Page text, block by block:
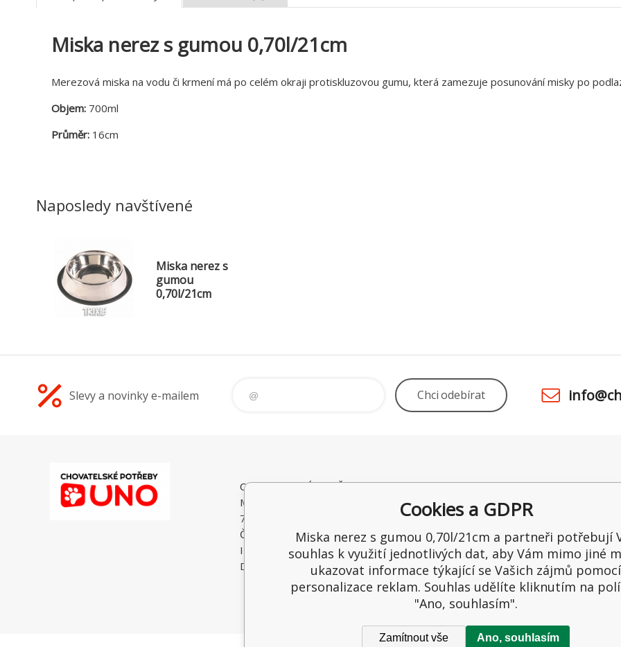
Miska nerez s gumou 0,70l/21cm
Merezová miska na vodu či krmení má po celém okraji protiskluzovou gumu, která zamezuje posunování misky po
Objem: 700ml
Průměr: 16cm
Naposledy navštívené
Miska nerez s
gumou
0,70l/21cm
Slevy a novinky e-mailem Chciodebírat
CHOVATELSKÉ POTŘEBY UNO
Malé Heraltice 28
74775 Velké Heraltice
Česká Republika
IČO: 61953741
DIČ: CZ7405265549
Odstoupení od smlouvy
Kamenná prodejna
Reklamace
Recenze
Cookies a GDPR
Miska nerez s gumou 0,70l/21cm a partneři potřebují
souhlas k využití jednotlivých dat, aby Vám mimo jiné
ukazovat informace týkající se Vašich zájmů pomocí
personalizace reklam. Souhlas udělíte kliknutím na
"Ano, souhlasím".
Zamítnout vše Ano, souhlasím